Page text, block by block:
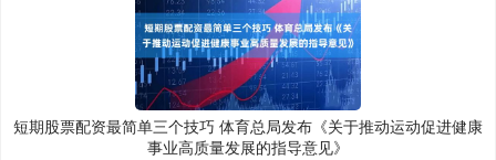
短期股票配资最简单三个技巧 体育总局发布《关于推动运动促进健康
事业高质量发展的指导意见》